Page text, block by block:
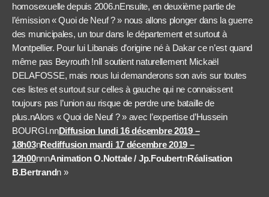
homosexuelle depuis 2006.nEnsuite, en deuxième partie de
l’émission « Quoi de Neuf ? » nous allons plonger dans la guerre
des municipales, un tour dans le département et surtout à
Montpellier. Pour lui Libanais d’origine né à Dakar ce n’est quand
même pas Beyrouth !nIl soutient naturellement Mickaël
DELAFOSSE, mais nous lui demanderons son avis sur toutes
ces listes et surtout sur celles à gauche qui ne connaissent
toujours pas l’union au risque de perdre une bataille de
plus.nAlors « Quoi de Neuf ? » avec l’expertise d’Hussein
BOURGI.nnDiffusion lundi 16 décembre 2019 –
18h03nRediffusion mardi 17 décembre 2019 –
12h00nnnAnimation O.Nottale / Jp.FoubertnRéalisation
B.Bertrandn »